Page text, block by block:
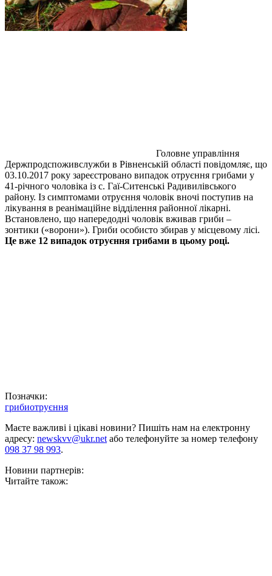
Головне управління
Держпродспоживслужби в Рівненській області повідомляє, що
03.10.2017 року зареєстровано випадок отруєння грибами у
41-річного чоловіка із с. Гаї-Ситенські Радивилівського
району. Із симптомами отруєння чоловік вночі поступив на
лікування в реанімаційне відділення районної лікарні.
Встановлено, що напередодні чоловік вживав гриби –
зонтики («ворони»). Гриби особисто збирав у місцевому лісі.
Це вже 12 випадок отруєння грибами в цьому році.
Позначки:
грибиотруєння
Маєте важливі і цікаві новини? Пишіть нам на електронну
адресу: newskvv@ukr.netабо телефонуйте за номер телефону
098 37 98 993.
Новини партнерів:
Читайте також: